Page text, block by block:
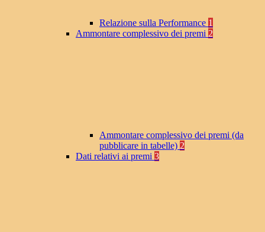
Relazione sulla Performance 1
Ammontare complessivo dei premi 2
Ammontare complessivo dei premi (da
pubblicare in tabelle) 2
Dati relativi ai premi 3